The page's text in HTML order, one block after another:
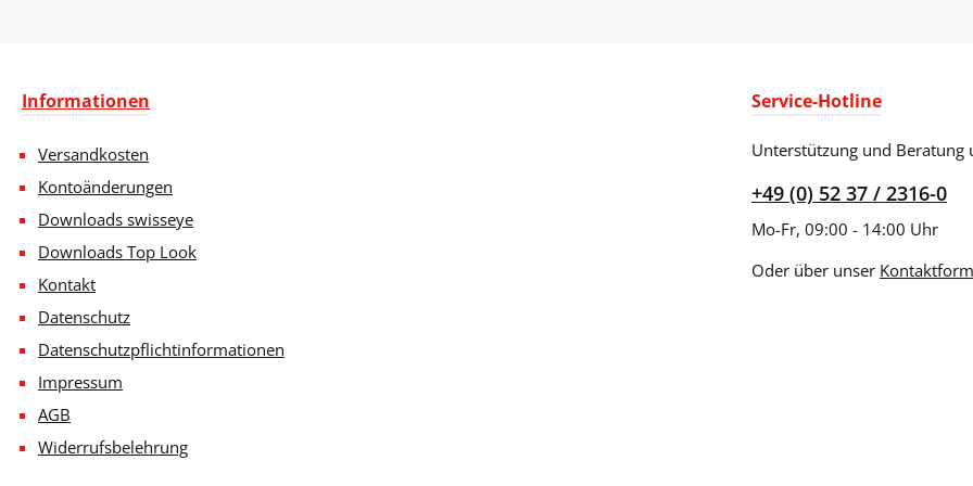
Informationen
Versandkosten
Kontoänderungen
Downloads swisseye
Downloads Top Look
Kontakt
Datenschutz
Datenschutzpflichtinformationen
Impressum
AGB
Widerrufsbelehrung
Service-Hotline
Unterstützung und Beratung
+49 (0) 52 37 / 2316-0
Mo-Fr, 09:00 - 14:00 Uhr
Oder über unser